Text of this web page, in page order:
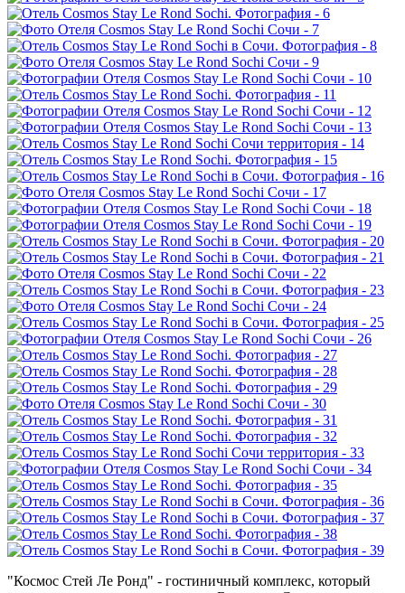
"Космос Стей Ле Ронд" - гостиничный комплекс, который